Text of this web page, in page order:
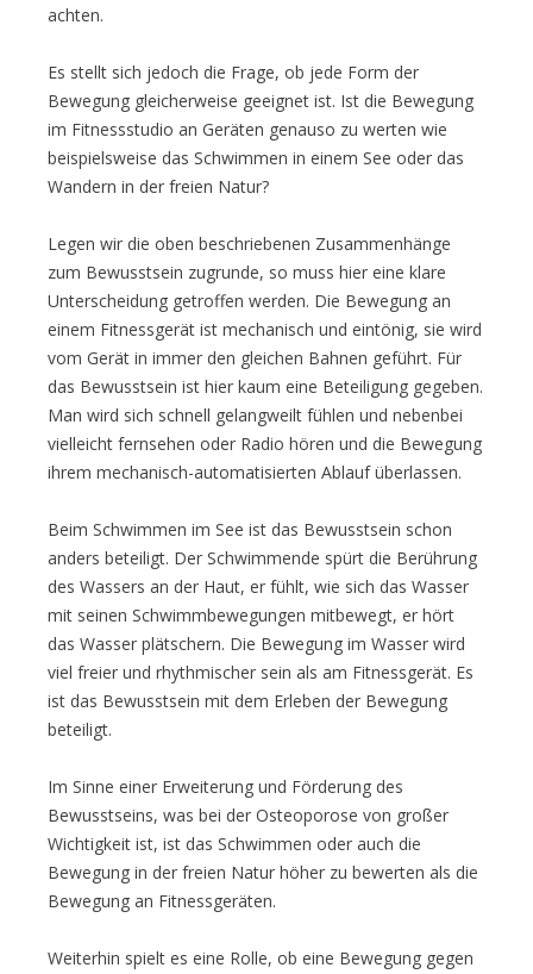
achten.
Es stellt sich jedoch die Frage, ob jede Form der
Bewegung gleicherweise geeignet ist. Ist die Bewegung
im Fitnessstudio an Geräten genauso zu werten wie
beispielsweise das Schwimmen in einem See oder das
Wandern in der freien Natur?
Legen wir die oben beschriebenen Zusammenhänge
zum Bewusstsein zugrunde, so muss hier eine klare
Unterscheidung getroffen werden. Die Bewegung an
einem Fitnessgerät ist mechanisch und eintönig, sie wird
vom Gerät in immer den gleichen Bahnen geführt. Für
das Bewusstsein ist hier kaum eine Beteiligung gegeben.
Man wird sich schnell gelangweilt fühlen und nebenbei
vielleicht fernsehen oder Radio hören und die Bewegung
ihrem mechanisch-automatisierten Ablauf überlassen.
Beim Schwimmen im See ist das Bewusstsein schon
anders beteiligt. Der Schwimmende spürt die Berührung
des Wassers an der Haut, er fühlt, wie sich das Wasser
mit seinen Schwimmbewegungen mitbewegt, er hört
das Wasser plätschern. Die Bewegung im Wasser wird
viel freier und rhythmischer sein als am Fitnessgerät. Es
ist das Bewusstsein mit dem Erleben der Bewegung
beteiligt.
Im Sinne einer Erweiterung und Förderung des
Bewusstseins, was bei der Osteoporose von großer
Wichtigkeit ist, ist das Schwimmen oder auch die
Bewegung in der freien Natur höher zu bewerten als die
Bewegung an Fitnessgeräten.
Weiterhin spielt es eine Rolle, ob eine Bewegung gegen